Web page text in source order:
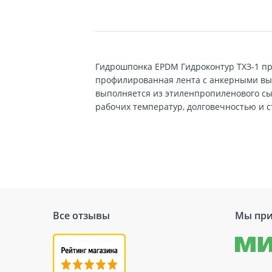
Гидрошпонка EPDM Гидроконтур ТХЗ-1
профилированная лента с анкерными
выполняется из этиленпропиленового
рабочих температур, долговечностью и
Все отзывы Мы